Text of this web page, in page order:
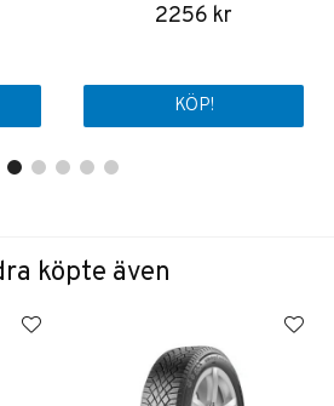
2256 kr
KÖP!
köpte även